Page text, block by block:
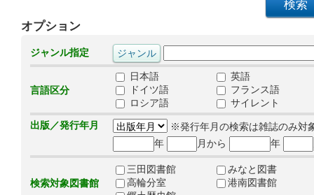
オプション
ジャンル指定
言語区分
日本語
英語
ドイツ語
フランス語
ロシア語
サイレント
出版／発行年月
※発行年月の検索は雑誌のみ対
年
月から 年
検索対象図書館
三田図書館
みなと図書
高輪分室
港南図書館